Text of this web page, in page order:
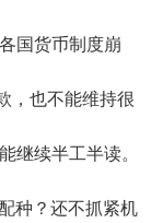
国货币制度崩
，也不能维持很
继续半工半读。
种？还不抓紧机